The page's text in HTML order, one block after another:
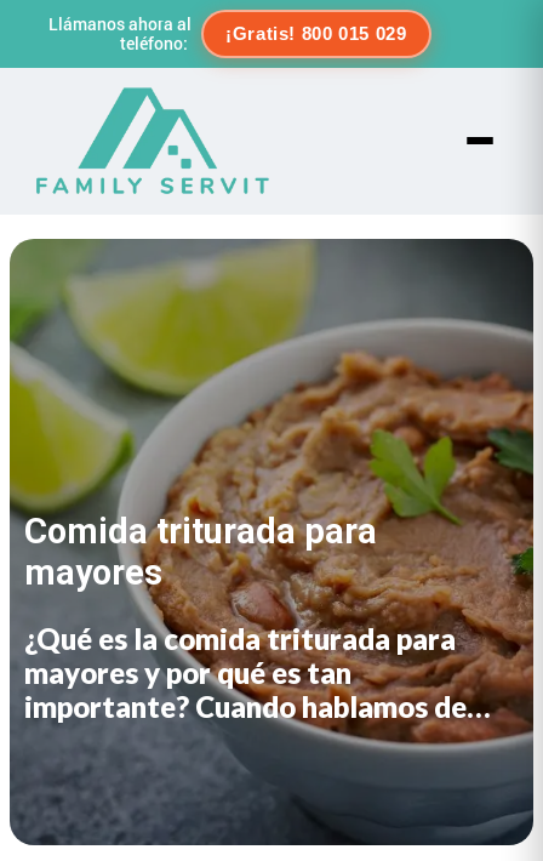
Llámanos ahora al
teléfono:
¡Gratis! 800 015 029
Comida triturada para
mayores
¿Qué es la comida triturada para
mayores y por qué es tan
importante? Cuando hablamos de
“comida triturada para mayores”, no
nos referimos simplemente a purés
sin sabor. Estamos hablando de una
solución vital para muchas personas